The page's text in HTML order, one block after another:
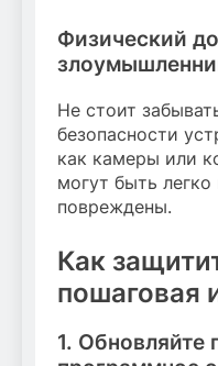
Физический
Не стоит
безопасности
как камеры или
могут быть
повреждены.
Как
пошаговая
1. Обновляйте